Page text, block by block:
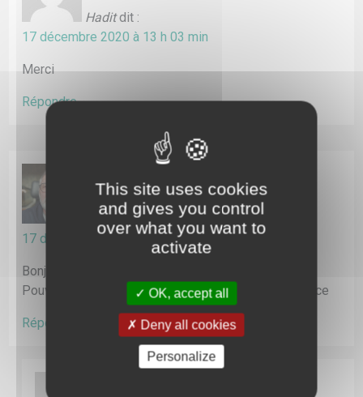
Hadit dit :
17 décembre 2020 à 13 h 03 min
Merci
Répondre
AlbertM dit :
17 décembre 2020 à 18 h 23 min
Bonjour,
Pouvez vous m’envoyer le code svp et merci d’avance
Répondre
This site uses cookies
and gives you control
over what you want to
activate
OK, accept all
Deny all cookies
Personalize